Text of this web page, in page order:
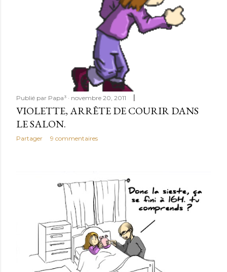
Publié par Papa³ novembre 20, 2011
VIOLETTE, ARRÊTE DE COURIR DANS
LE SALON.
Partager 9 commentaires